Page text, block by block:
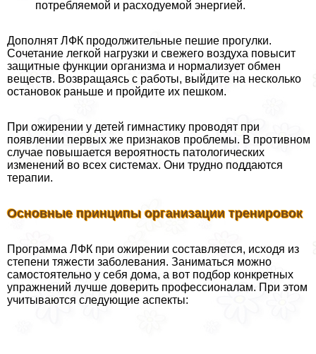
потрeбляемой и расходуемой энергией.
Дополнят ЛФК продолжительные пешие прогулки.
Сочетание легкой нагрузки и свежего воздуха повысит
защитные функции организма и нормализует обмен
веществ. Возвращаясь с работы, выйдите на несколько
остановок раньше и пройдите их пешком.
При ожирении у детей гимнастику проводят при
появлении первых же признаков проблемы. В противном
случае повышается вероятность патологических
изменений во всех системах. Они трудно поддаются
терапии.
Основные принципы организации тренировок
Программа ЛФК при ожирении составляется, исходя из
степени тяжести заболевания. Заниматься можно
самостоятельно у себя дома, а вот подбор конкретных
упражнений лучше доверить профессионалам. При этом
учитываются следующие аспекты: